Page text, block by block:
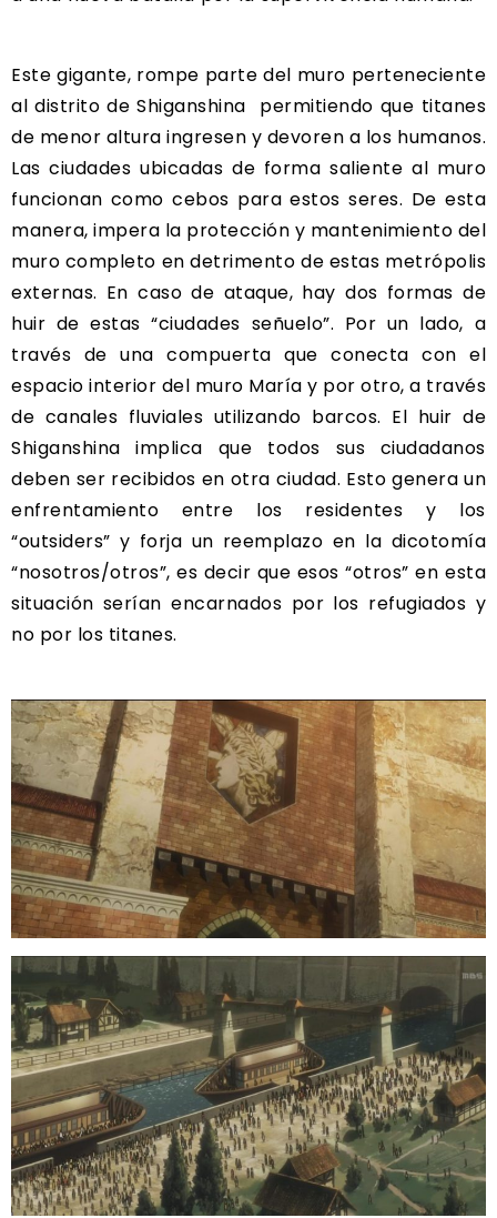
Este gigante, rompe parte del muro perteneciente
al distrito de Shiganshina permitiendo que titanes
de menor altura ingresen y devoren a los humanos.
Las ciudades ubicadas de forma saliente al muro
funcionan como cebos para estos seres. De esta
manera, impera la protección y mantenimiento del
muro completo en detrimento de estas metrópolis
externas. En caso de ataque, hay dos formas de
huir de estas “ciudades señuelo”. Por un lado, a
través de una compuerta que conecta con el
espacio interior del muro María y por otro, a través
de canales fluviales utilizando barcos. El huir de
Shiganshina implica que todos sus ciudadanos
deben ser recibidos en otra ciudad. Esto genera un
enfrentamiento entre los residentes y los
“outsiders” y forja un reemplazo en la dicotomía
“nosotros/otros”, es decir que esos “otros” en esta
situación serían encarnados por los refugiados y
no por los titanes.